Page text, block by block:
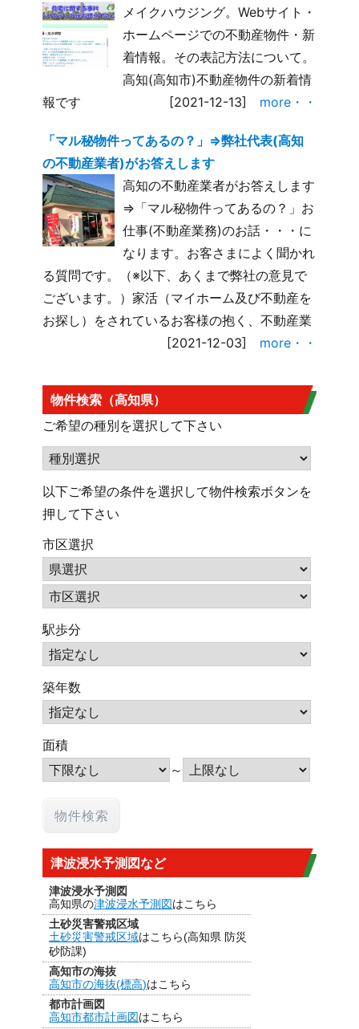
メイクハウジング。Webサイト・
ホームページでの不動産物件・新
着情報。その表記方法について。
高知(高知市)不動産物件の新着情
報です
[2021-12-13] more・・
「マル秘物件ってあるの？」⇒弊社代表(高知
の不動産業者)がお答えします
高知の不動産業者がお答えします
⇒「マル秘物件ってあるの？」お
仕事(不動産業務)のお話・・・に
なります。お客さまによく聞かれ
る質問です。（※以下、あくまで弊社の意見で
ございます。）家活（マイホーム及び不動産を
お探し）をされているお客様の抱く、不動産業
[2021-12-03] more・・
物件検索（高知県）
ご希望の種別を選択して下さい
以下ご希望の条件を選択して物件検索ボタンを
押して下さい
市区選択
駅歩分
築年数
面積
～
津波浸水予測図など
津波浸水予測図
高知県の津波浸水予測図はこちら
土砂災害警戒区域
土砂災害警戒区域はこちら(高知県 防災
砂防課)
高知市の海抜
高知市の海抜(標高)はこちら
都市計画図
高知市都市計画図はこちら